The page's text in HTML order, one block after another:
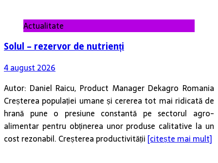
Actualitate
Solul – rezervor de nutrienți
4 august 2026
Autor: Daniel Raicu, Product Manager Dekagro Romania
Creșterea populației umane și cererea tot mai ridicată de
hrană pune o presiune constantă pe sectorul agro-
alimentar pentru obținerea unor produse calitative la un
cost rezonabil. Creșterea productivității [citește mai mult]